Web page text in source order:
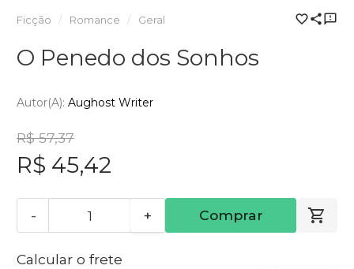
Ficção Romance Geral
O Penedo dos Sonhos
Autor(a): Aughost Writer
R$ 57,37
R$ 45,42
- + Comprar
Calcular o frete